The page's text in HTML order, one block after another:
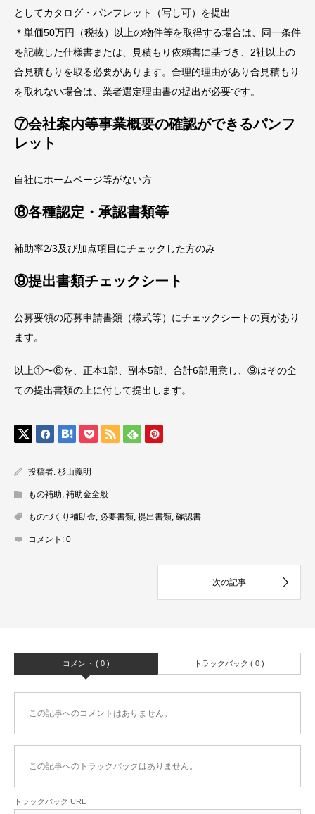
としてカタログ・パンフレット（写し可）を提出
＊単価50万円（税抜）以上の物件等を取得する場合は、同一条件
を記載した仕様書または、見積もり依頼書に基づき、2社以上の
合見積もりを取る必要があります。合理的理由があり合見積もり
を取れない場合は、業者選定理由書の提出が必要です。
⑦会社案内等事業概要の確認ができるパンフ
レット
自社にホームページ等がない方
⑧各種認定・承認書類等
補助率2/3及び加点項目にチェックした方のみ
⑨提出書類チェックシート
公募要領の応募申請書類（様式等）にチェックシートの頁があり
ます。
以上①〜⑧を、正本1部、副本5部、合計6部用意し、⑨はその全
ての提出書類の上に付して提出します。
投稿者: 杉山義明
もの補助, 補助金全般
ものづくり補助金, 必要書類, 提出書類, 確認書
コメント: 0
コメント ( 0 ) トラックバック ( 0 )
この記事へのコメントはありません。
この記事へのトラックバックはありません。
トラックバック URL